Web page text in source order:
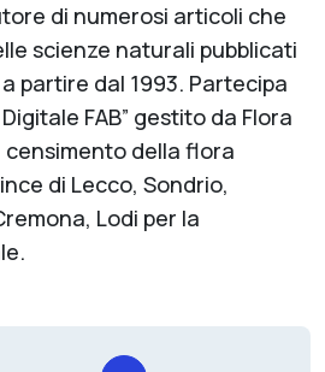
di numerosi articoli che
scienze naturali pubblicati
partire dal 1993. Partecipa
FAB” gestito da Flora
censimento della flora
di Lecco, Sondrio,
Lodi per la